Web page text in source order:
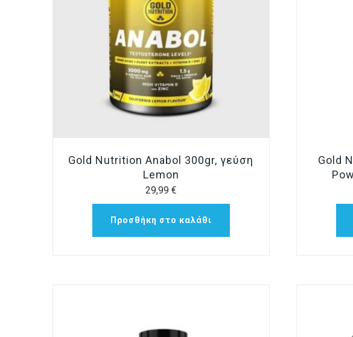
Gold Nutrition Anabol 300gr, γεύση
Lemon
29,99 €
Προσθήκη στο καλάθι
Gold